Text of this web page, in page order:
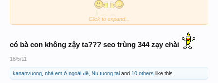
Click to expand...
có bà con không zậy ta??? seo trùng 344 zạy chài
18/5/11
kananvuong nhà em ở ngoài đê Nu tuong tai and 10 others like this.